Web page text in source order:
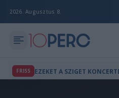
2026. Augusztus 8.
FRISS